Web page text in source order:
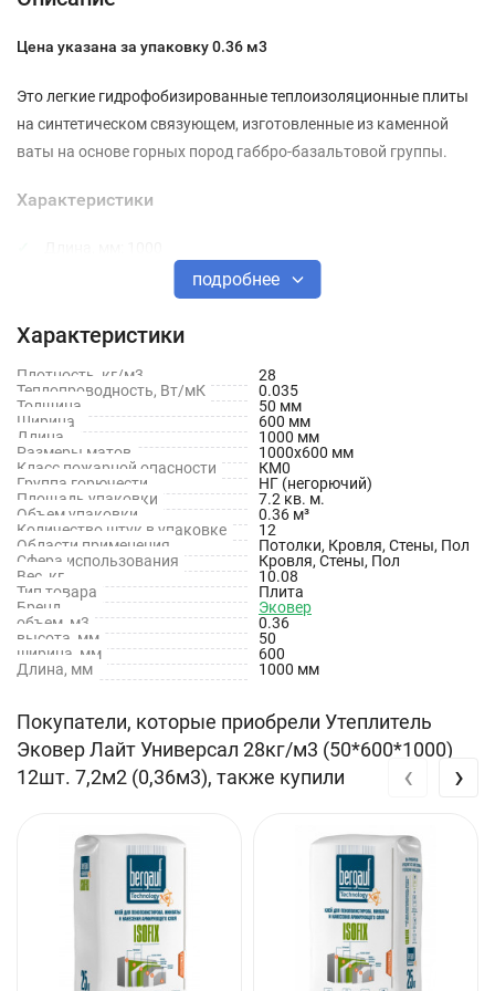
Цена указана за упаковку 0.36 м3
Это легкие гидрофобизированные теплоизоляционные плиты
на синтетическом связующем, изготовленные из каменной
ваты на основе горных пород габбро-базальтовой группы.
Характеристики
Количество в упаковке, шт: 12
Объем упаковки, м3: 0.36
Площадь упаковки, м2: 7.2
ЭКОВЕР ЛАЙТ УНИВЕРСАЛ применяется в качестве тепло- и
звукоизоляционного слоя в ненагружаемых конструкциях
всех типов зданий:
скатных кровлях;
стенах;
чердачных перекрытиях;
внутренних перегородках;
укладкой утеплителя между лагами;
вентиляционных и отопительных системах, резервуарах,
трубопроводах, воздуховодах и промышленном
оборудовании при температуре изолируемой поверхности
до 400° С;
подробнее
Характеристики
Плотность, кг/м3
28
Теплопроводность, Вт/мК
0.035
Толщина
50 мм
Ширина
600 мм
Длина
1000 мм
Размеры матов
1000x600 мм
Класс пожарной опасности
КМ0
Группа горючести
НГ (негорючий)
Площадь упаковки
7.2 кв. м.
Объем упаковки
0.36 м³
Количество штук в упаковке
12
Области применения
Потолки, Кровля, Стены, Пол
Сфера использования
Кровля, Стены, Пол
Вес, кг
10.08
Тип товара
Плита
Бренд
Эковер
объем, м3
0.36
высота, мм
50
ширина, мм
600
Длина, мм
1000 мм
Покупатели, которые приобрели Утеплитель
Эковер Лайт Универсал 28кг/м3 (50*600*1000)
12шт. 7,2м2 (0,36м3), также купили
‹ ›